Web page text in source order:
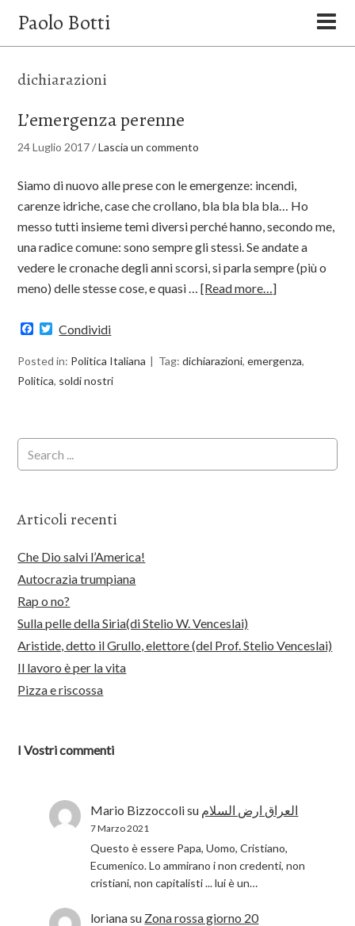
Paolo Botti
dichiarazioni
L’emergenza perenne
24 Luglio 2017/Lascia un commento
Siamo di nuovo alle prese con le emergenze: incendi,
carenze idriche, case che crollano, bla bla bla bla… Ho
messo tutti insieme temi diversi perché hanno, secondo me,
una radice comune: sono sempre gli stessi. Se andate a
vedere le cronache degli anni scorsi, si parla sempre (più o
meno) delle stesse cose, e quasi …[Read more…]
Facebook
Twitter
Condividi
Posted in: Politica Italiana Tag:dichiarazioni,emergenza,
Politica, soldi nostri
Articoli recenti
Che Dio salvi l’America!
Autocrazia trumpiana
Rap o no?
Sulla pelle della Siria(di Stelio W. Venceslai)
Aristide, detto il Grullo, elettore (del Prof. Stelio Venceslai)
Il lavoro è per la vita
Pizza e riscossa
I Vostri commenti
Mario Bizzoccolisu العراق ارض السلام
7 Marzo 2021
Questo è essere Papa, Uomo, Cristiano,
Ecumenico. Lo ammirano i non credenti, non
cristiani, non capitalisti ... lui è un…
lorianasu Zona rossa giorno 20